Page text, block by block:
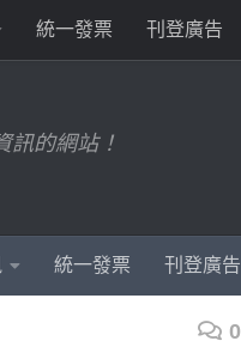
統一發票 刊登廣告
訊的網站！
統一發票 刊登廣告
0